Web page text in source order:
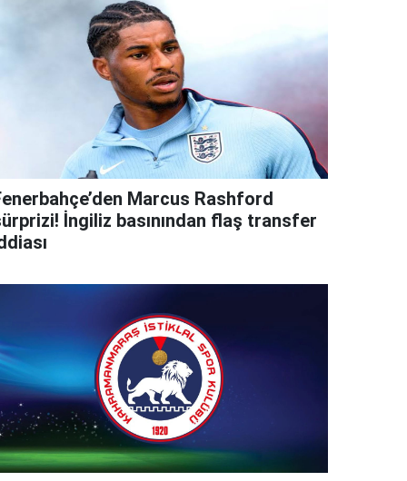
Marcus Rashford
İngiliz basınından flaş transfer